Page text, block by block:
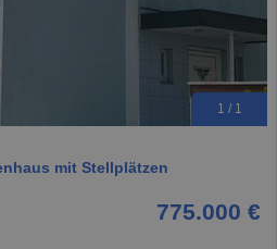
1 / 1
mit Stellplätzen
775.000 €